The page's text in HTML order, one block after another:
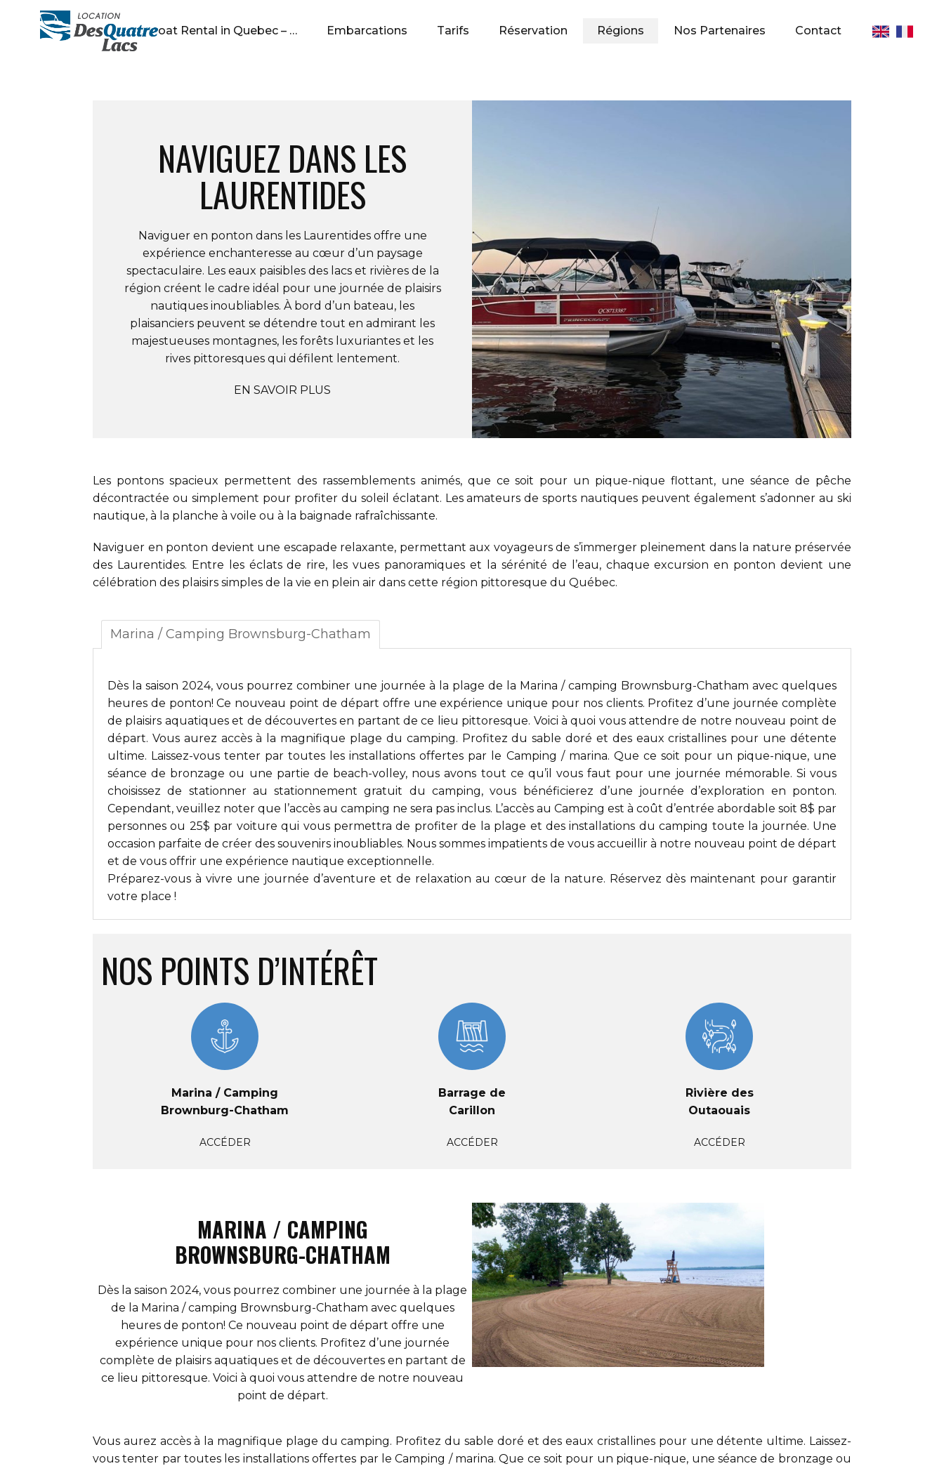
Pontoon Boat Rental in Quebec – … Embarcations Tarifs Réservation Régions Nos Partenaires Contact
NAVIGUEZ DANS LES
LAURENTIDES
Naviguer en ponton dans les Laurentides offre une
expérience enchanteresse au cœur d’un paysage
spectaculaire. Les eaux paisibles des lacs et rivières de la
région créent le cadre idéal pour une journée de plaisirs
nautiques inoubliables. À bord d’un bateau, les
plaisanciers peuvent se détendre tout en admirant les
majestueuses montagnes, les forêts luxuriantes et les
rives pittoresques qui défilent lentement.
EN SAVOIR PLUS
Les pontons spacieux permettent des rassemblements animés, que ce soit pour un pique-nique flottant, une séance de pêche
décontractée ou simplement pour profiter du soleil éclatant. Les amateurs de sports nautiques peuvent également s’adonner au ski
nautique, à la planche à voile ou à la baignade rafraîchissante.
Naviguer en ponton devient une escapade relaxante, permettant aux voyageurs de s’immerger pleinement dans la nature préservée
des Laurentides. Entre les éclats de rire, les vues panoramiques et la sérénité de l’eau, chaque excursion en ponton devient une
célébration des plaisirs simples de la vie en plein air dans cette région pittoresque du Québec.
Marina / Camping Brownsburg-Chatham
Dès la saison 2024, vous pourrez combiner une journée à la plage de la Marina / camping Brownsburg-Chatham avec quelques
heures de ponton! Ce nouveau point de départ offre une expérience unique pour nos clients. Profitez d’une journée complète
de plaisirs aquatiques et de découvertes en partant de ce lieu pittoresque. Voici à quoi vous attendre de notre nouveau point de
départ. Vous aurez accès à la magnifique plage du camping. Profitez du sable doré et des eaux cristallines pour une détente
ultime. Laissez-vous tenter par toutes les installations offertes par le Camping / marina. Que ce soit pour un pique-nique, une
séance de bronzage ou une partie de beach-volley, nous avons tout ce qu’il vous faut pour une journée mémorable. Si vous
choisissez de stationner au stationnement gratuit du camping, vous bénéficierez d’une journée d’exploration en ponton.
Cependant, veuillez noter que l’accès au camping ne sera pas inclus. L’accès au Camping est à coût d’entrée abordable soit 8$ par
personnes ou 25$ par voiture qui vous permettra de profiter de la plage et des installations du camping toute la journée. Une
occasion parfaite de créer des souvenirs inoubliables. Nous sommes impatients de vous accueillir à notre nouveau point de départ
et de vous offrir une expérience nautique exceptionnelle.
Préparez-vous à vivre une journée d’aventure et de relaxation au cœur de la nature. Réservez dès maintenant pour garantir
votre place !
NOS POINTS D’INTÉRÊT
Marina / Camping
Brownburg-Chatham
ACCÉDER
Barrage de
Carillon
ACCÉDER
Rivière des
Outaouais
ACCÉDER
MARINA / CAMPING
BROWNSBURG-CHATHAM
Dès la saison 2024, vous pourrez combiner une journée à la plage
de la Marina / camping Brownsburg-Chatham avec quelques
heures de ponton! Ce nouveau point de départ offre une
expérience unique pour nos clients. Profitez d’une journée
complète de plaisirs aquatiques et de découvertes en partant de
ce lieu pittoresque. Voici à quoi vous attendre de notre nouveau
point de départ.
Vous aurez accès à la magnifique plage du camping. Profitez du sable doré et des eaux cristallines pour une détente ultime. Laissez-
vous tenter par toutes les installations offertes par le Camping / marina. Que ce soit pour un pique-nique, une séance de bronzage ou